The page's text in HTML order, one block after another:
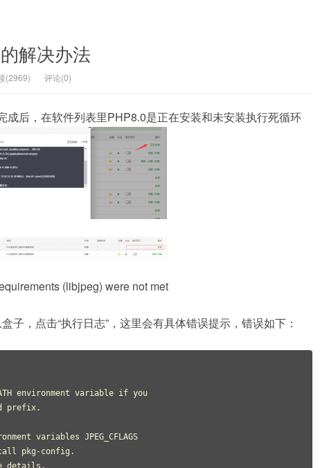
解决办法
(2969) 评论(0)
成后，在软件列表里PHP8.0是正在安装和未安装执行死循环
(libjpeg) were not met
子，点击“执行日志”，这里会有具体错误提示，错误如下：
environment variable if you
prefix.
variables JPEG_CFLAGS
call pkg-config.
details.